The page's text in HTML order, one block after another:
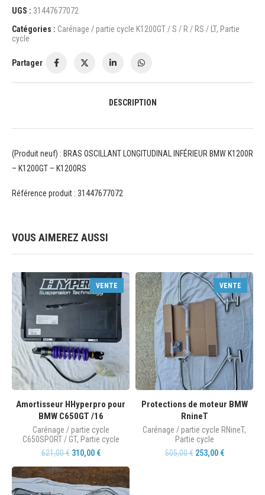
UGS : 31447677072
Catégories : Carénage / partie cycle K1200GT / S / R / RS / LT, Partie
cycle
Partager
DESCRIPTION
(Produit neuf) : BRAS OSCILLANT LONGITUDINAL INFÉRIEUR BMW K1200R
– K1200GT – K1200RS
Référence produit : 31447677072
VOUS AIMEREZ AUSSI
VENTE
Amortisseur HHyperpro pour
BMW C650GT /16
Carénage / partie cycle
C650SPORT / GT, Partie cycle
621,00€ 310,00 €
VENTE
Protections de moteur BMW
RnineT
Carénage / partie cycle RNineT,
Partie cycle
505,00€ 253,00 €